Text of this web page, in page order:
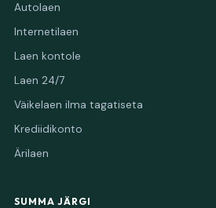
Autolaen
Internetilaen
Laen kontole
Laen 24/7
Väikelaen ilma tagatiseta
Krediidikonto
Ärilaen
SUMMA JÄRGI